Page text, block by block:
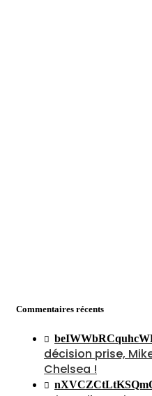
Commentaires récents
décision prise,
Chelsea !